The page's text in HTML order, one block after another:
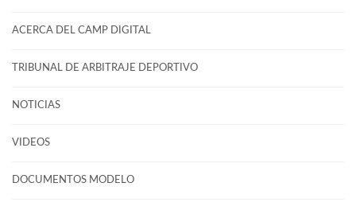
ACERCA DEL CAMP DIGITAL
TRIBUNAL DE ARBITRAJE DEPORTIVO
NOTICIAS
VIDEOS
DOCUMENTOS MODELO